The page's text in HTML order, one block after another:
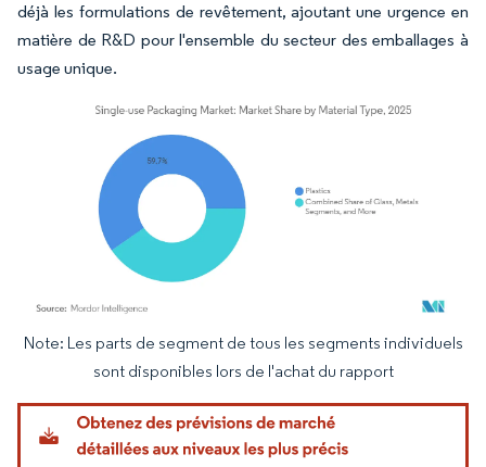
déjà les formulations de revêtement, ajoutant une urgence en
matière de R&D pour l'ensemble du secteur des emballages à
usage unique.
Image © Mordor Intelligence. La réutilisation nécessite une attribution sous CC BY
Note: Les parts de segment de tous les segments individuels
sont disponibles lors de l'achat du rapport